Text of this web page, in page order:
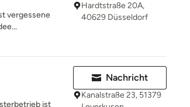
vergessene
Hardtstraße 20A,
40629 Düsseldorf
ist
Nachricht
Kanalstraße 23, 51379